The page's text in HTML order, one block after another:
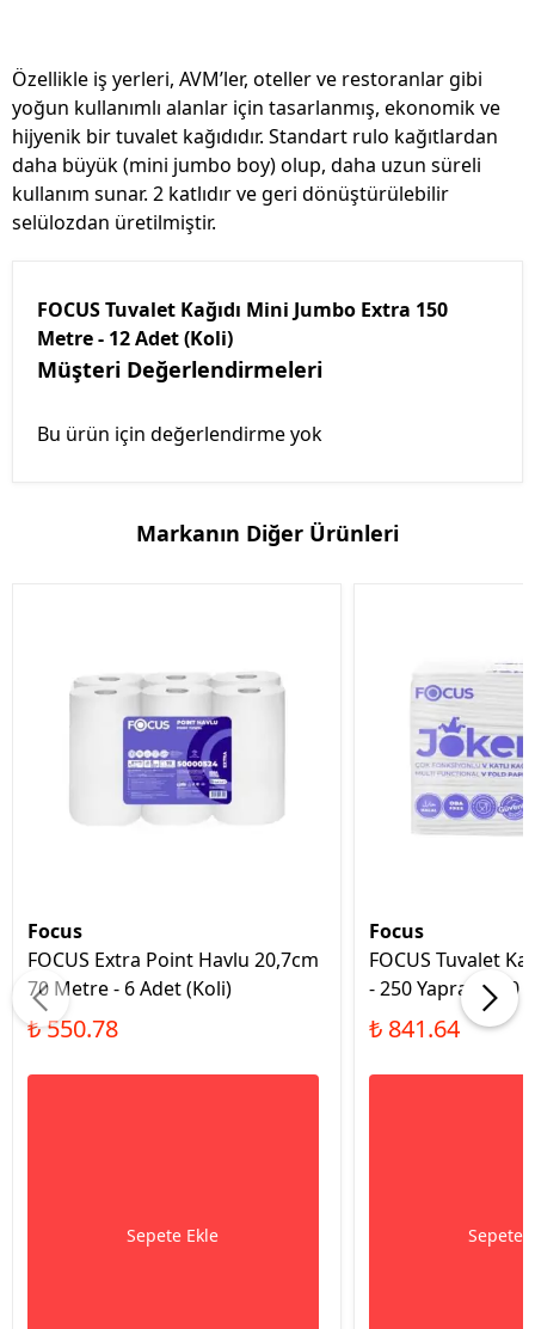
Özellikle iş yerleri, AVM’ler, oteller ve restoranlar gibi
yoğun kullanımlı alanlar için tasarlanmış, ekonomik ve
hijyenik bir tuvalet kağıdıdır. Standart rulo kağıtlardan
daha büyük (mini jumbo boy) olup, daha uzun süreli
kullanım sunar. 2 katlıdır ve geri dönüştürülebilir
selülozdan üretilmiştir.
FOCUS Tuvalet Kağıdı Mini Jumbo Extra 150
Metre - 12 Adet (Koli)
Müşteri Değerlendirmeleri
Bu ürün için değerlendirme yok
Markanın Diğer Ürünleri
Focus
FOCUS Extra Point Havlu 20,7cm
70 Metre - 6 Adet (Koli)
₺ 550.78
Sepete Ekle
Focus
FOCUS Tuvalet
- 250 Yaprak x 30
₺ 841.64
Sepete